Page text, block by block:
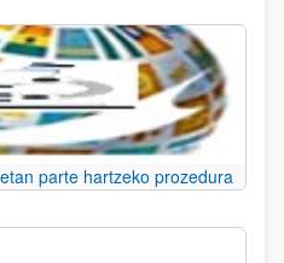
parte hartzeko prozedura